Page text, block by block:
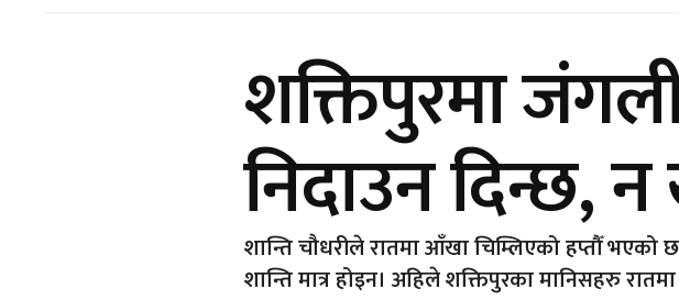
शक्तिपुरमा
निदाउन दिन्छ,
शान्ति चौधरीले रातमा आँखा चिम्लिएको हप्तौँ भएको
शान्ति मात्र होइन। अहिले शक्तिपुरका मानिसहरु